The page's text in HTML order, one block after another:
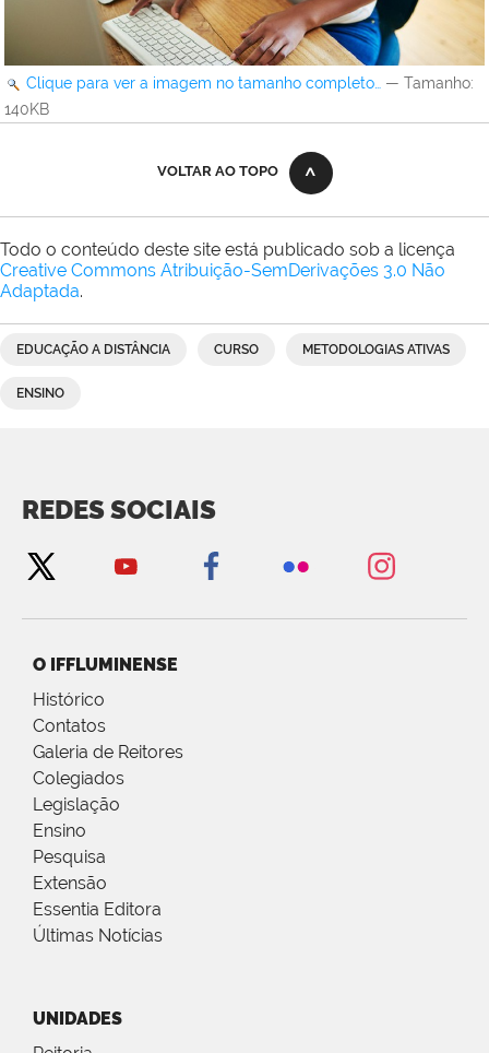
Clique para ver a imagem no tamanho completo… — Tamanho:
140KB
VOLTAR AO TOPO
Todo o conteúdo deste site está publicado sob a licença
Creative Commons Atribuição-SemDerivações 3.0 Não
Adaptada.
EDUCAÇÃO A DISTÂNCIA CURSO METODOLOGIAS ATIVAS
ENSINO
REDES SOCIAIS
O IFFLUMINENSE
Histórico
Contatos
Galeria de Reitores
Colegiados
Legislação
Ensino
Pesquisa
Extensão
Essentia Editora
Últimas Notícias
UNIDADES